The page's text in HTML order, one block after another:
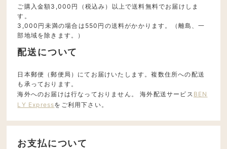
ご購入金額3,000円（税込み）以上で送料無料でお届けしま
す。
3,000円未満の場合は550円の送料がかかります。（離島、一
部地域を除きます。）
配送について
日本郵便（郵便局）にてお届けいたします。複数住所への配送
も承っております。
海外へのお届けは行なっておりません。 海外配送サービス BEN
LY Expressをご利用下さい。
お支払について